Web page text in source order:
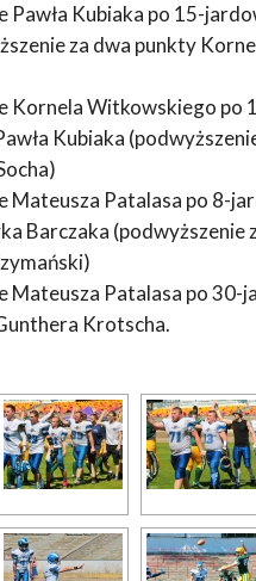
Pawła Kubiaka po 15-
za dwa punkty
Kornela Witkowskiego po
Kubiaka
Mateusza Patalasa po 8-
Barczaka (podwyższenie
Mateusza Patalasa po 30-
Krotscha.